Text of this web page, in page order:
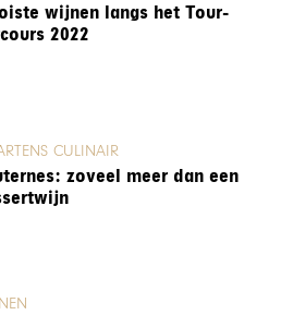
wijnen langs het Tour-
2022
CULINAIR
zoveel meer dan een